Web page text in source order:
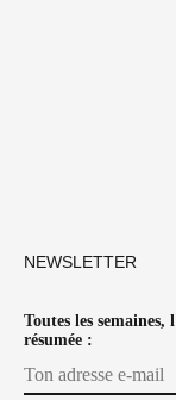
NEWSLETTER
Toutes les
résumée :